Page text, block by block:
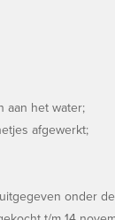
aan het water;
afgewerkt;
onder